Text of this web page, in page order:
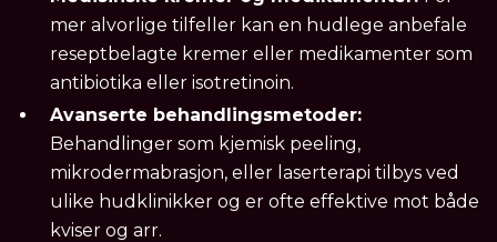
mer alvorlige tilfeller kan en hudlege anbefale
reseptbelagte kremer eller medikamenter som
antibiotika eller isotretinoin.
Avanserte behandlingsmetoder:
Behandlinger som kjemisk peeling,
mikrodermabrasjon, eller laserterapi tilbys ved
ulike hudklinikker og er ofte effektive mot både
kviser og arr.